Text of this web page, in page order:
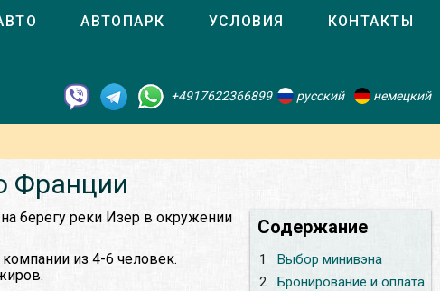
АВТОПАРК УСЛОВИЯ КОНТАКТЫ
+4917622366899 русский немецкий
Франции
Содержание
1
Выбор минивэна
2
Бронирование и оплата
берегу реки Изер в окружении
из 4-6 человек.